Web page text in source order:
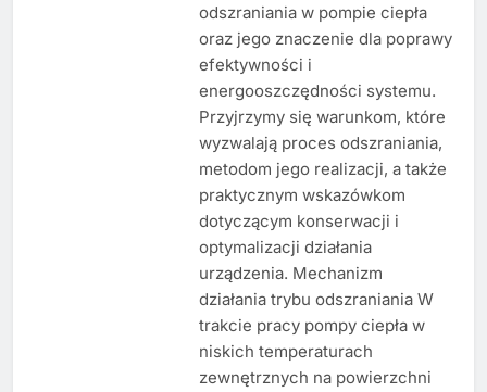
odszraniania w pompie ciepła
oraz jego znaczenie dla poprawy
efektywności i
energooszczędności systemu.
Przyjrzymy się warunkom, które
wyzwalają proces odszraniania,
metodom jego realizacji, a także
praktycznym wskazówkom
dotyczącym konserwacji i
optymalizacji działania
urządzenia. Mechanizm
działania trybu odszraniania W
trakcie pracy pompy ciepła w
niskich temperaturach
zewnętrznych na powierzchni